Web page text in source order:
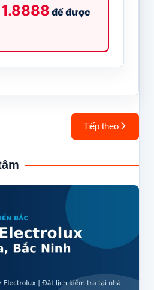
để được
Tiếp theo